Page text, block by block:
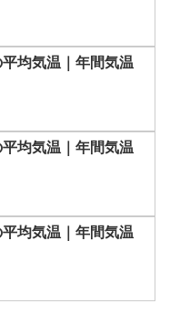
均気温｜年間気温
均気温｜年間気温
均気温｜年間気温